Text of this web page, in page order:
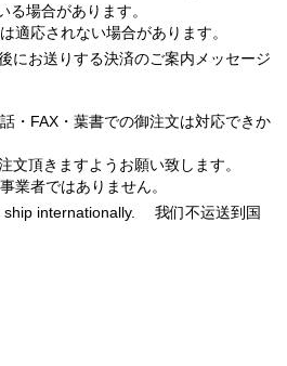
場合があります。
適応されない場合があります。
にお送りする決済のご案内メッセージ
・FAX・葉書での御注文は対応できか
頂きますようお願い致します。
業者ではありません。
ship internationally. 我们不运送到国